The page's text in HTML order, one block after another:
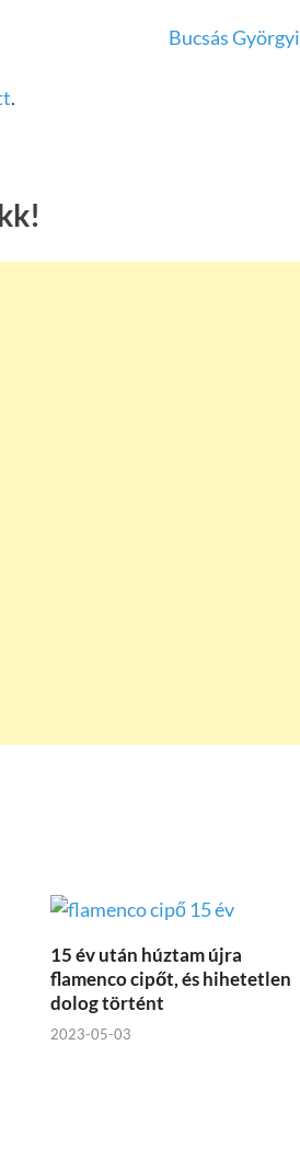
Bucsás Györgyi
.
15 év után húztam újra
flamenco cipőt, és hihetetlen
dolog történt
2023-05-03